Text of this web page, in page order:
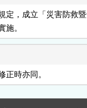
定，成立「災害防救
施。
正時亦同。